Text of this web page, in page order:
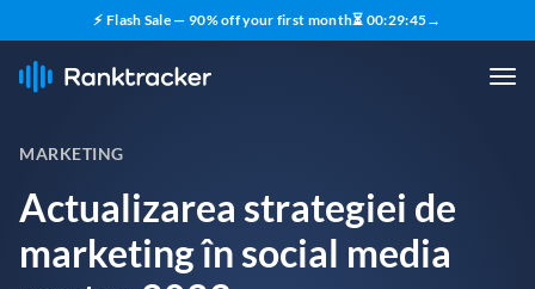
⚡ Flash Sale — 90% off your first month⏳ 00:29:44→
MARKETING
Actualizarea strategiei de
marketing în social media